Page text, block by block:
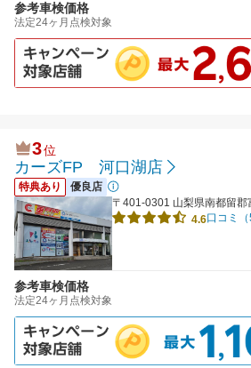
参考車検価格
法定24ヶ月点検対象
3位
カーズFP 河口湖店
特典あり
優良店
〒401-0301 山梨県南都留
4.6口コミ（
参考車検価格
法定24ヶ月点検対象